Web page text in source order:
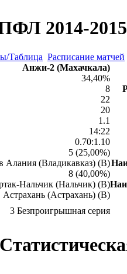
2014-
Таблица Расписание матчей
Анжи-2 (Махачкала)
34,40%
8
22
20
1.1
14:22
0.70:1.10
5 (25,00%)
Алания (Владикавказ) (В)
8 (40,00%)
Нальчик (Нальчик) (В)
Астрахань (Астрахань) (В)
3 Безпроигрышная серия